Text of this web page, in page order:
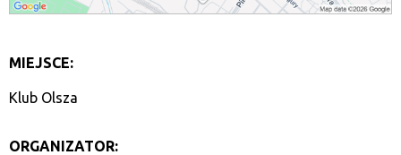
MIEJSCE:
Klub Olsza
ORGANIZATOR: